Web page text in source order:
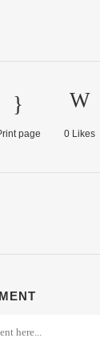
page 0Likes